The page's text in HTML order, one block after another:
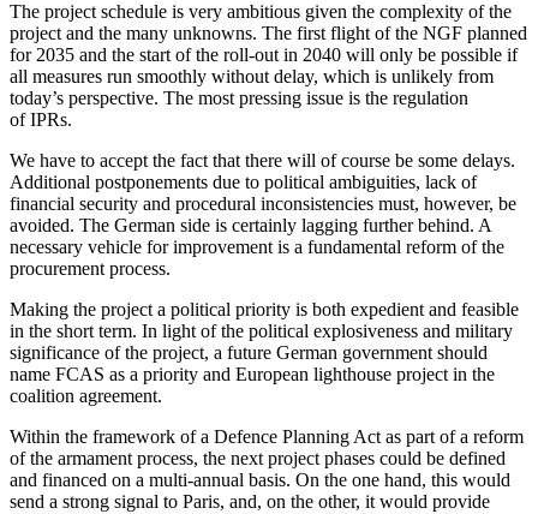
The project schedule is very ambitious given the complexity of the
project and the many unknowns. The first flight of the NGF planned
for 2035 and the start of the roll-out in 2040 will only be possible if
all meas­ures run smoothly without delay, which is unlikely from
today’s perspective. The most pressing issue is the regulation
of IPRs.
We have to accept the fact that there will of course be some delays.
Additional post­ponements due to political ambiguities, lack of
financial security and procedural inconsistencies must, however, be
avoided. The German side is certainly lagging further behind. A
necessary vehicle for improvement is a fundamental reform of the
pro­curement process.
Making the project a political priority is both expedient and feasible
in the short term. In light of the political explosiveness and military
significance of the project, a future German government should
name FCAS as a priority and European lighthouse project in the
coalition agreement.
Within the framework of a Defence Plan­ning Act as part of a reform
of the armament process, the next project phases could be defined
and financed on a multi-annual basis. On the one hand, this would
send a strong signal to Paris, and, on the other, it would provide